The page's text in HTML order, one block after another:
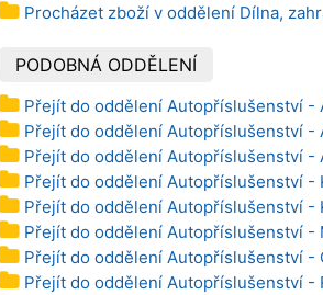
Procházet zboží v oddělení Dílna,
PODOBNÁ ODDĚLENÍ
Přejít do oddělení Autopříslušenství -
Přejít do oddělení Autopříslušenství -
Přejít do oddělení Autopříslušenství -
Přejít do oddělení Autopříslušenství -
Přejít do oddělení Autopříslušenství -
Přejít do oddělení Autopříslušenství -
Přejít do oddělení Autopříslušenství -
Přejít do oddělení Autopříslušenství -